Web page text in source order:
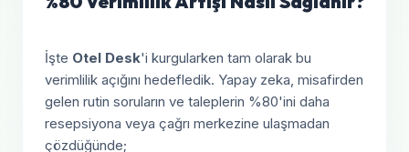
İşte Otel Desk'i kurgularken tam olarak bu
verimlilik açığını hedefledik. Yapay zeka, misafirden
gelen rutin soruların ve taleplerin %80'ini daha
resepsiyona veya çağrı merkezine ulaşmadan
çözdüğünde;